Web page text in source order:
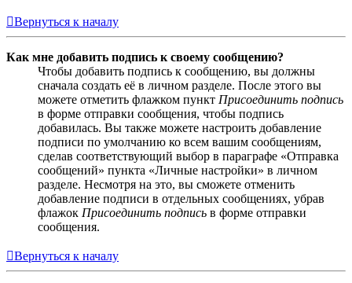
Вернуться к началу
Как мне добавить подпись к своему сообщению?
Чтобы добавить подпись к сообщению, вы должны
сначала создать её в личном разделе. После этого вы
можете отметить флажком пункт Присоединить подпись
в форме отправки сообщения, чтобы подпись
добавилась. Вы также можете настроить добавление
подписи по умолчанию ко всем вашим сообщениям,
сделав соответствующий выбор в параграфе «Отправка
сообщений» пункта «Личные настройки» в личном
разделе. Несмотря на это, вы сможете отменить
добавление подписи в отдельных сообщениях, убрав
флажок Присоединить подпись в форме отправки
сообщения.
Вернуться к началу